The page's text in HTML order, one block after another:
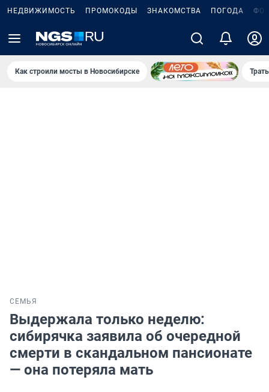
НЕДВИЖИМОСТЬ ПРОМОКОДЫ ЗНАКОМСТВА ПОГОДА
Как строили мосты в Новосибирске
СЕМЬЯ
Выдержала только неделю:
сибирячка заявила об очередной
смерти в скандальном пансионате
— она потеряла мать